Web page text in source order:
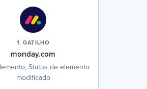
1. GATILHO
monday.com
Status de elemento
modificado